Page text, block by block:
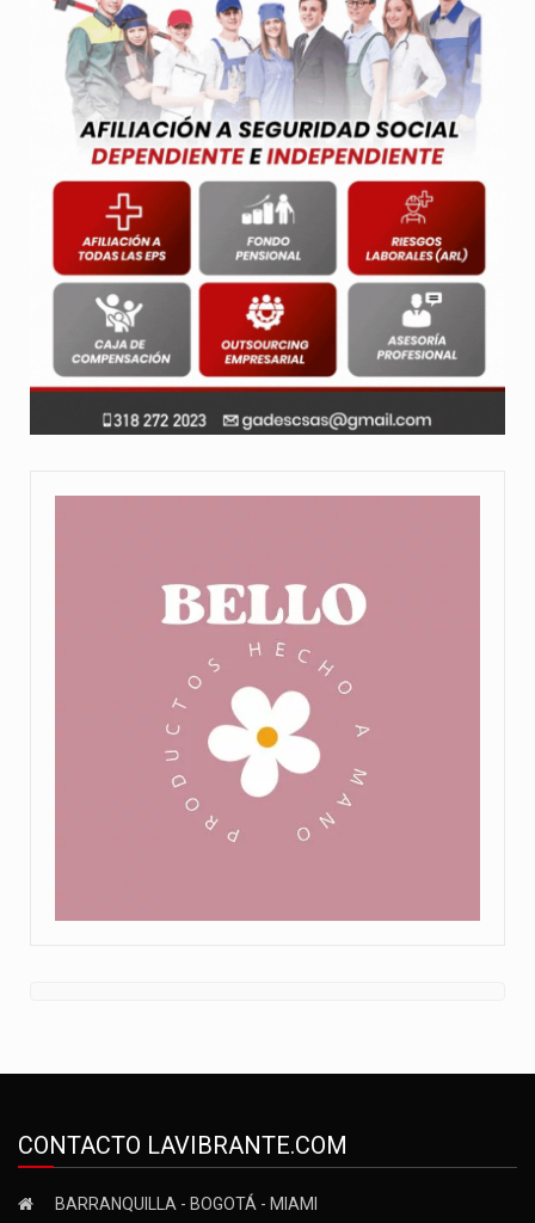
CONTACTO LAVIBRANTE.COM
BARRANQUILLA - BOGOTÁ - MIAMI